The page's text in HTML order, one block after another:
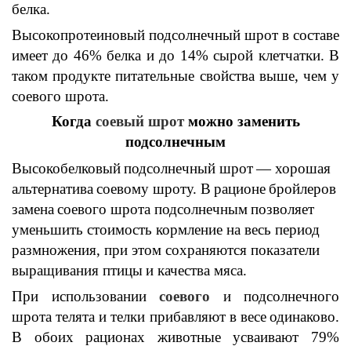
белка.
Высокопротеиновый подсолнечный шрот в составе
имеет до 46% белка и до 14% сырой клетчатки. В
таком продукте питательные свойства выше, чем у
соевого шрота.
Когда соевый шротможно заменить
подсолнечным
Высокобелковыйподсолнечный шрот— хорошая
альтернативасоевому шроту. В рационебройлеров
заменасоевого шрота подсолнечнымпозволяет
уменьшить стоимость кормление на весь период
размножения, при этом сохраняются показатели
выращивания птицыи качества мяса.
При использовании соевого и подсолнечного
шрота телята и телки прибавляют в весеодинаково.
В обоих
рационах животные
усваивают 79%